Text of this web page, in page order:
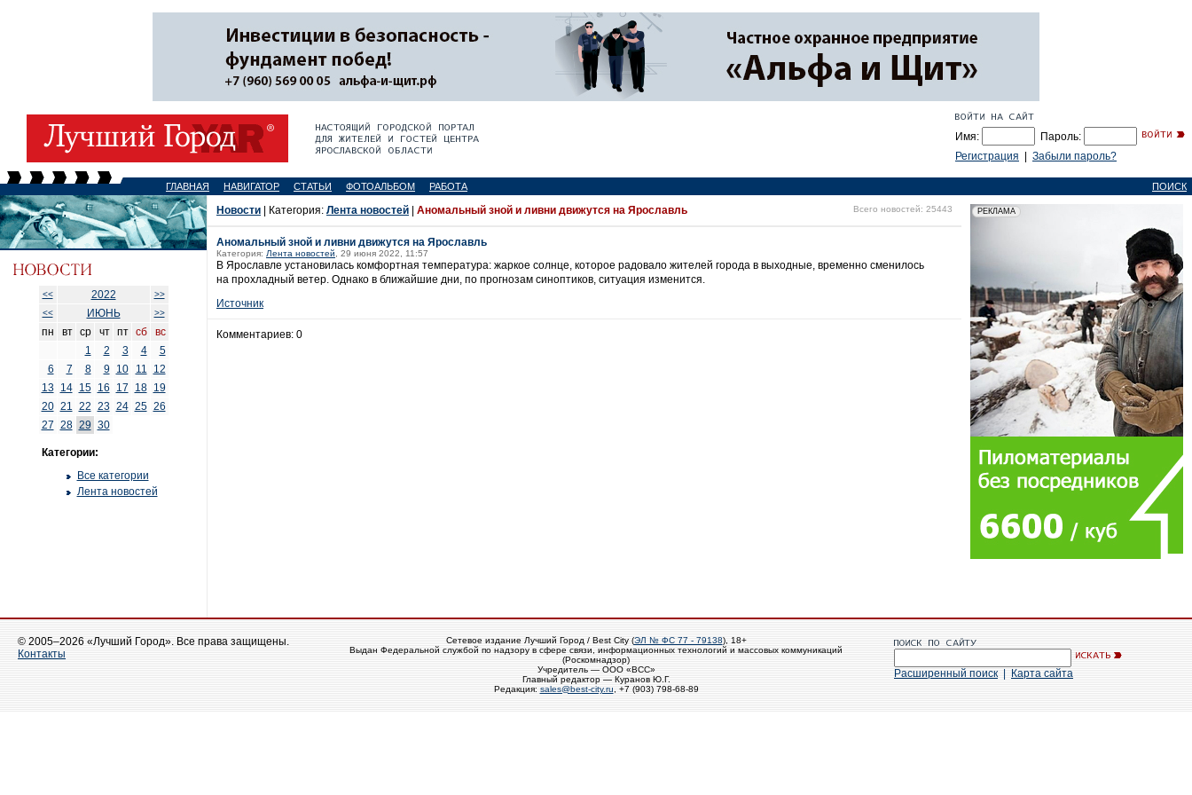
Имя:
Пароль:
Регистрация
Забыли пароль?
ГЛАВНАЯ НАВИГАТОР СТАТЬИ ФОТОАЛЬБОМ РАБОТА ПОИСК
<< 2022
>>
<<
ИЮНЬ >>
пн вт ср чт пт сб
вс
1
2 3 4
5
6
7 8 9 10 11
12
13
14 15 16 17 18
19
20 21 22 23 24 25 26
27 28 29 30
Категории:
Все категории
Лента новостей
Новости | Категория: Лента новостей Аномальный зной и ливни движутся на Ярославль Всего новостей: 25443
Аномальный зной и ливни движутся на Ярославль
Категория: Лента новостей , 29 июня 2022, 11:57
В Ярославле установилась комфортная температура: жаркое солнце, которое радовало жителей города в выходные, временно сменилось
на прохладный ветер. Однако в ближайшие дни, по прогнозам синоптиков, ситуация изменится.
Источник
Комментариев: 0
© 2005–2026 «Лучший Город». Все права защищены.
Контакты
Сетевое издание Лучший Город / Best City (ЭЛ № ФС 77 - 79138), 18+
Выдан Федеральной службой по надзору в сфере связи, информационных технологий и массовых коммуникаций
(Роскомнадзор)
Учредитель — ООО «ВСС»
Главный редактор — Куранов Ю.Г.
Редакция: sales@best-city.ru , +7 (903) 798-68-89
Расширенный поиск Карта сайта